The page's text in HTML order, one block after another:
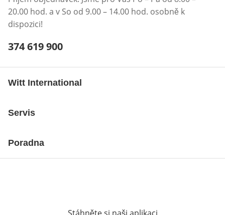
20.00 hod. a v So od 9.00 – 14.00 hod. osobně k
dispozici!
Telefonní číslo:
374 619 900
Witt International
Servis
Poradna